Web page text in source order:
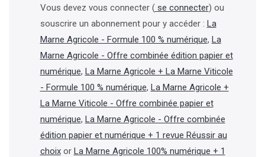
Vous devez vous connecter (se connecter) ou
souscrire un abonnement pour y accéder : La
Marne Agricole - Formule 100 % numérique, La
Marne Agricole - Offre combinée édition papier et
numérique, La Marne Agricole + La Marne Viticole
- Formule 100 % numérique, La Marne Agricole +
La Marne Viticole - Offre combinée papier et
numérique, La Marne Agricole - Offre combinée
édition papier et numérique + 1 revue Réussir au
choixor La Marne Agricole 100% numérique + 1